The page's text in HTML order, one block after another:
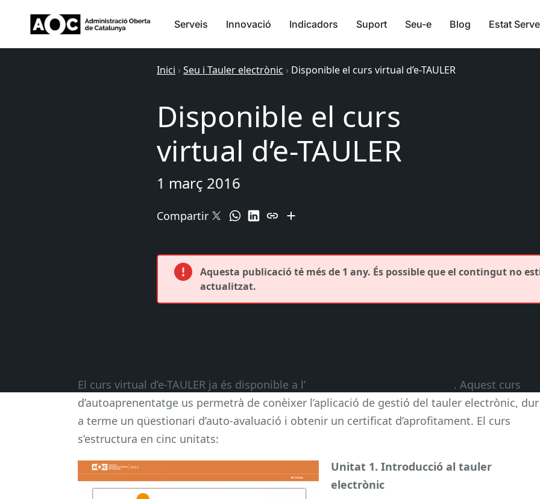
Serveis Innovació Indicadors Suport Seu-e Blog Estat
Inici ›Seu i Tauler electrònic › Disponible el curs virtual d’e-TAULER
Disponible el curs
virtual d’e-TAULER
1 març 2016
Compartir
Aquesta publicació té més de 1 any. És possible que el contingut no
actualitzat.
El curs virtual d’e-TAULER ja és disponible a l’aula virtual del Consorci AOC . Aquest curs
d’autoaprenentatge us permetrà de conèixer l’aplicació de gestió del tauler electrònic, dur
a terme un qüestionari d’auto-avaluació i obtenir un certificat d’aprofitament. El curs
s’estructura en cinc unitats:
Unitat 1. Introducció al tauler
electrònic